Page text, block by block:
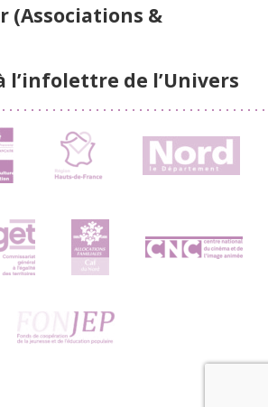
(Associations &
l’infolettre de l’Univers